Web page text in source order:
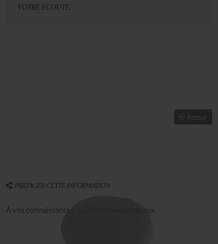
VOTRE ÉCOUTE.
Retour
PARTAGER CETTE INFORMATION
À vos connaissances, sur vos réseaux sociaux.